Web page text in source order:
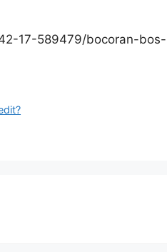
17-589479/bocoran-bos-